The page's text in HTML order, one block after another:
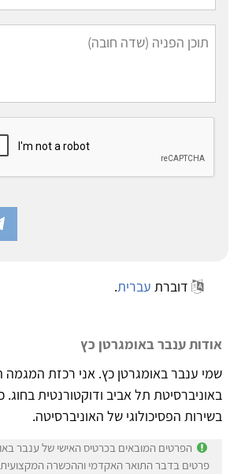
דוברת עברית.
אודות ענבר באומגרטן כץ
שמי ענבר באומגרטן כץ. אני רכזת המגמה
באוניברסיטת תל אביב ודוקטורנטית
בשירות הפסיכולוגי של האוניברסיטה.
הפרטים המובאים בכרטיס האישי של ענבר
פרטים בדבר התואר האקדמי וההכשרה המקצועית